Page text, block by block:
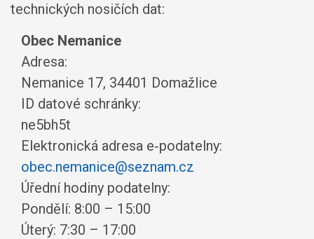
technických nosičích dat:
Obec Nemanice
Adresa:
Nemanice 17, 34401 Domažlice
ID datové schránky:
ne5bh5t
Elektronická adresa e‑podatelny:
obec.nemanice@seznam.cz
Úřední hodiny podatelny:
Pondělí: 8:00 – 15:00
Úterý: 7:30 – 17:00